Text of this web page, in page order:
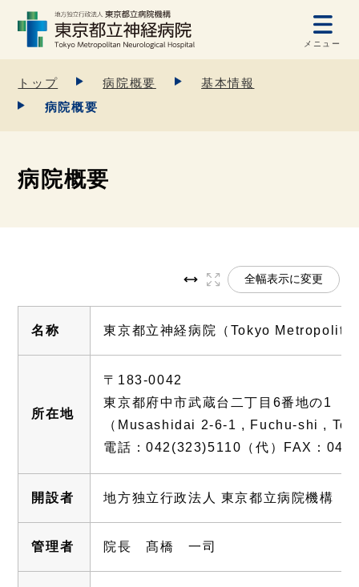
メニュー
トップ 病院概要
基本情報
病院概要
病院概要
全幅表示に変更
名称 東京都立神経病院（Tokyo
所在地
〒183-0042
東京都府中市武蔵台二丁目6番地の1
（Musashidai 2-6-1 , Fuchu-shi ,
電話：042(323)5110（代）FAX：
開設者 地方独立行政法人 東京都立病院機構
管理者 院長 髙橋 一司